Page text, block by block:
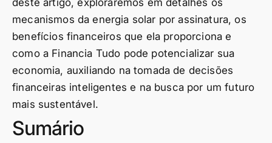
mecanismos da energia solar por assinatura, os
benefícios financeiros que ela proporciona e
como a Financia Tudo pode potencializar sua
economia, auxiliando na tomada de decisões
financeiras inteligentes e na busca por um futuro
mais sustentável.
Sumário